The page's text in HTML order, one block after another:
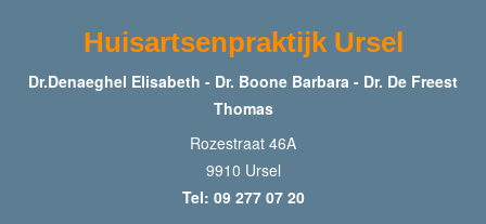
Huisartsenpraktijk Ursel
Dr.Denaeghel Elisabeth - Dr. Boone Barbara - Dr. De Freest
Thomas
Rozestraat 46A
9910 Ursel
Tel: 09 277 07 20